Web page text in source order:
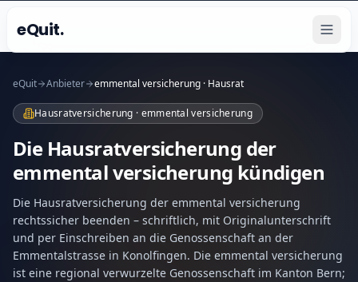
eQuit.
eQuit Anbieter emmental versicherung · Hausrat
Hausratversicherung · emmental versicherung
Die Hausratversicherung der
emmental versicherung kündigen
Die Hausratversicherung der emmental versicherung
rechtssicher beenden – schriftlich, mit Originalunterschrift
und per Einschreiben an die Genossenschaft an der
Emmentalstrasse in Konolfingen. Die emmental versicherung
ist eine regional verwurzelte Genossenschaft im Kanton Bern;